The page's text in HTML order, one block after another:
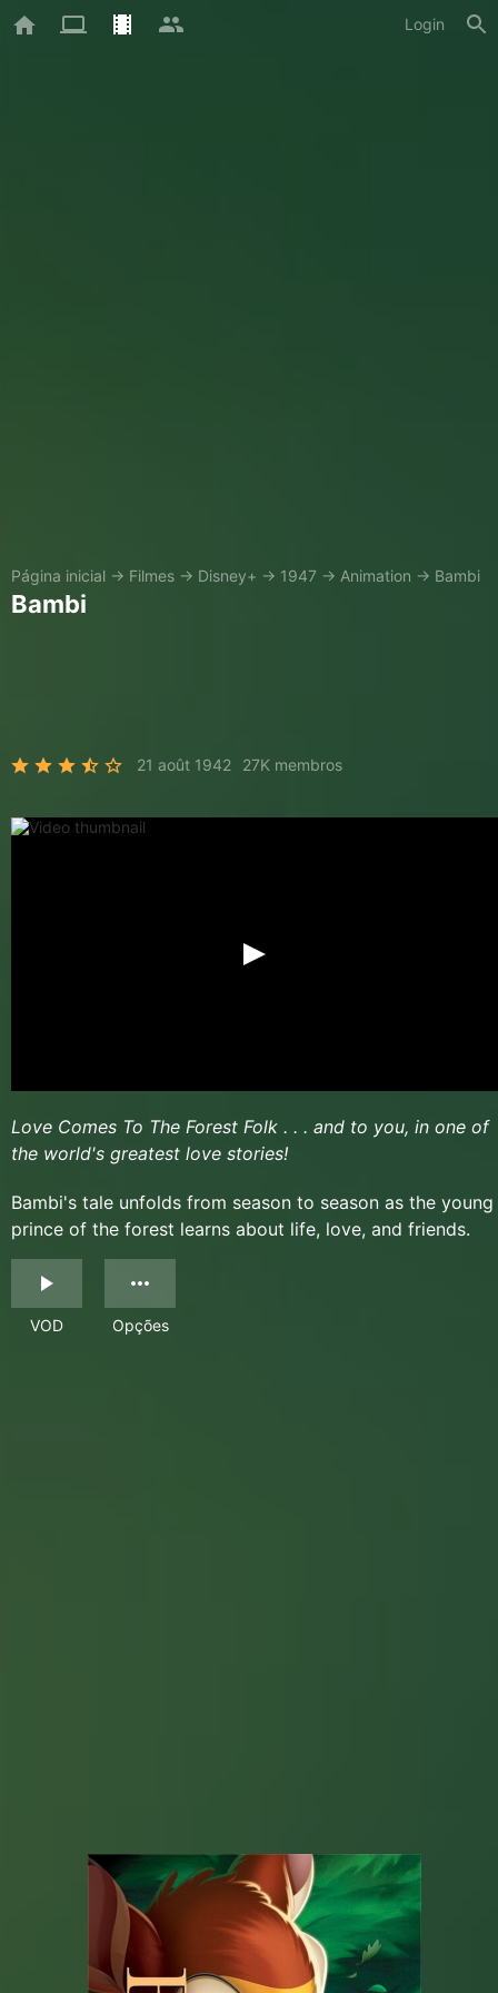
Login
Página inicial → Filmes → Disney+ → 1947 → Animation → Bambi
Bambi
21 août 1942 27K membros
Love Comes To The Forest Folk . . . and to you, in one of
the world's greatest love stories!
Bambi's tale unfolds from season to season as the young
prince of the forest learns about life, love, and friends.
VOD Opções